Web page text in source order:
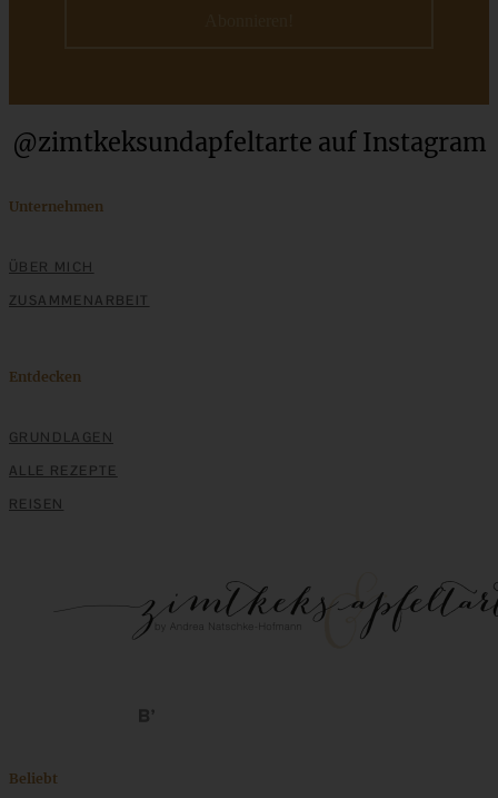
ZUM BEITRAG
@zimtkeksundapfeltarte auf Instagram
Unternehmen
ÜBER MICH
ZUSAMMENARBEIT
Entdecken
GRUNDLAGEN
ALLE REZEPTE
REISEN
Beliebt